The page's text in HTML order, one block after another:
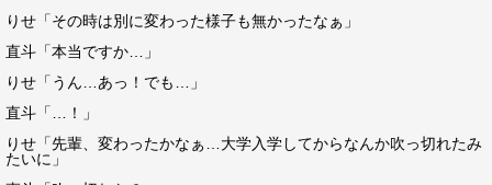
りせ「その時は別に変わった様子も無かったなぁ」
直斗「本当ですか…」
りせ「うん…あっ！でも…」
直斗「…！」
りせ「先輩、変わったかなぁ…大学入学してからなんか吹っ切れたみ
たいに」